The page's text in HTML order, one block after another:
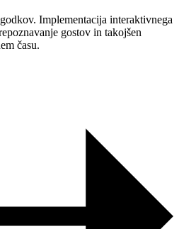
Implementacija interaktivnega
gostov in takojšen
času.